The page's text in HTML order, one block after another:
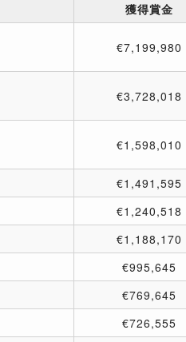
獲得賞金
€7,199,980
€3,728,018
€1,598,010
€1,491,595
€1,240,518
€1,188,170
€995,645
€769,645
€726,555